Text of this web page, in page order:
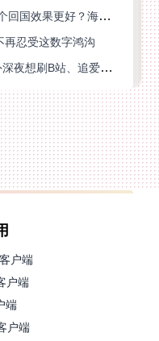
ChickCN VPN和当归VPN对比哪个回国效果更好？海外党亲测后选了它
再忍受这数字鸿沟
Quickback和巨鲸好用吗？在海外深夜想刷B站、追爱奇艺的你，或许正需要这份答案
户端
户端
端
户端